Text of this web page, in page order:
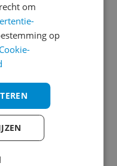
om
op
Cookie-